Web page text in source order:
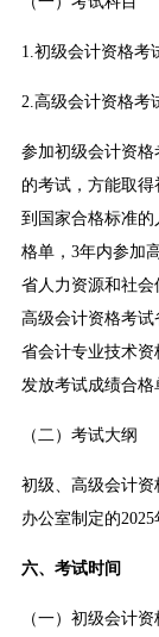
1.初级会计资格考
2.高级会计资格考
参加初级会计资格
的考试，方能取
到国家合格标准
格单，3年内参加
省人力资源和社
高级会计资格考
省会计专业技术资
发放考试成绩合格
（二）考试大纲
初级、高级会计资
办公室制定的2025
六、考试时间
（一）初级会计